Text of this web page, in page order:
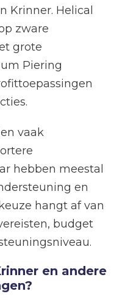
Krinner. Helical
zware
grote
Piering
vaak
hebben meestal
en
hangt af van
budget
en andere